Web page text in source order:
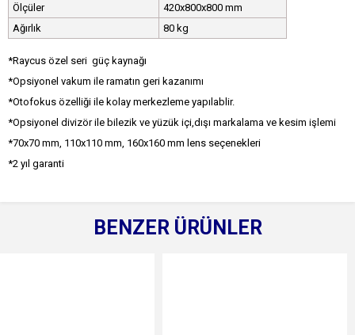
Ölçüler
420x800x800 mm
Ağırlık
80 kg
*Raycus özel seri güç kaynağı
*Opsiyonel vakum ile ramatın geri kazanımı
*Otofokus özelliği ile kolay merkezleme yapılablir.
*Opsiyonel divizör ile bilezik ve yüzük içi,dışı markalama ve kesim işlemi
*70x70 mm, 110x110 mm, 160x160 mm lens seçenekleri
*2 yıl garanti
BENZER ÜRÜNLER